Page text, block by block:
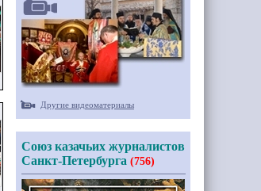
Другие видеоматериалы
Союз казачьих журналистов
Санкт-Петербурга (756)